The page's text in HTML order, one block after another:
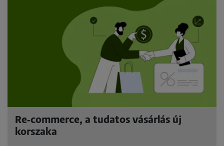
Re‑commerce, a tudatos vásárlás új
korszaka